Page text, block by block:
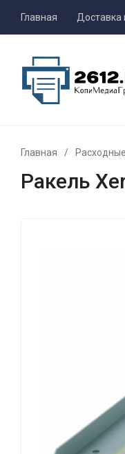
Главная Доставка
Главная /
Ракель